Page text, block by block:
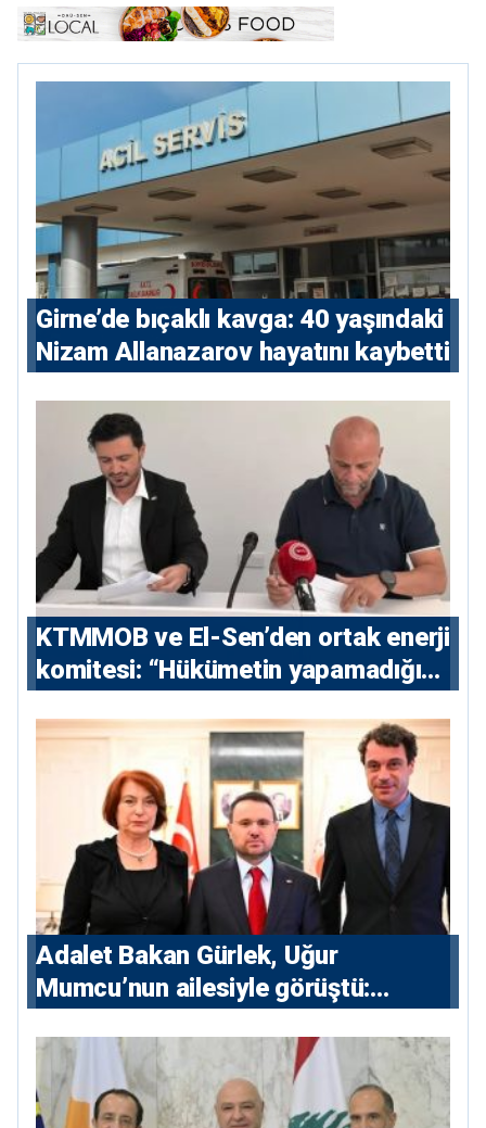
Girne’de bıçaklı kavga: 40 yaşındaki
Nizam Allanazarov hayatını kaybetti
KTMMOB ve El-Sen’den ortak enerji
komitesi: “Hükümetin yapamadığını
Adalet Bakan Gürlek, Uğur
Mumcu’nun ailesiyle görüştü:
devlet isterse her olayı ortaya
çıkarır”